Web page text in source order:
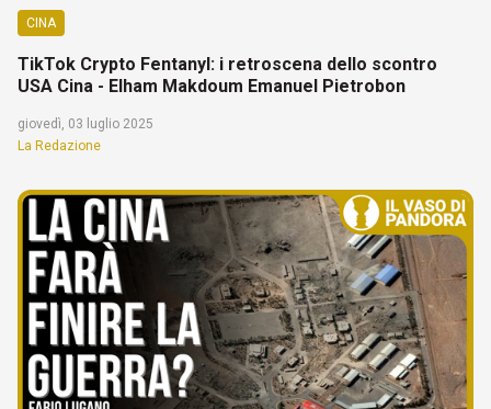
CINA
TikTok Crypto Fentanyl: i retroscena dello scontro
USA Cina - Elham Makdoum Emanuel Pietrobon
giovedì, 03 luglio 2025
La Redazione